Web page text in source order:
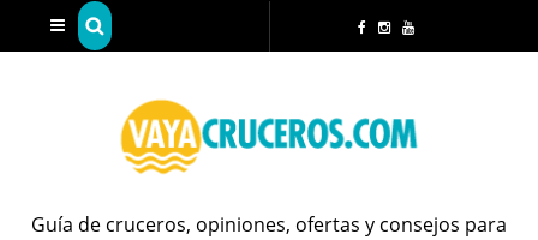
Guía de cruceros, opiniones, ofertas y consejos para